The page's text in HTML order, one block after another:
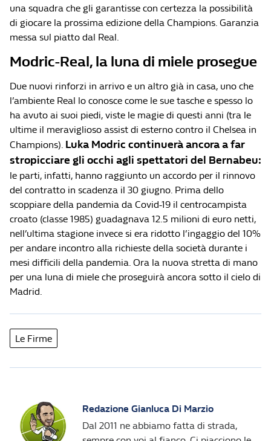
una squadra che gli garantisse con certezza la possibilità
di giocare la prossima edizione della Champions. Garanzia
messa sul piatto dal Real.
Modric-Real, la luna di miele prosegue
Due nuovi rinforzi in arrivo e un altro già in casa, uno che
l’ambiente Real lo conosce come le sue tasche e spesso lo
ha avuto ai suoi piedi, viste le magie di questi anni (tra le
ultime il meraviglioso assist di esterno contro il Chelsea in
Champions). Luka Modric continuerà ancora a far
stropicciare gli occhi agli spettatori del Bernabeu:
le parti, infatti, hanno raggiunto un accordo per il rinnovo
del contratto in scadenza il 30 giugno. Prima dello
scoppiare della pandemia da Covid-19 il centrocampista
croato (classe 1985) guadagnava 12.5 milioni di euro netti,
nell’ultima stagione invece si era ridotto l’ingaggio del 10%
per andare incontro alla richieste della società durante i
mesi difficili della pandemia. Ora la nuova stretta di mano
per una luna di miele che proseguirà ancora sotto il cielo di
Madrid.
Le Firme
Redazione Gianluca Di Marzio
Dal 2011 ne abbiamo fatta di strada,